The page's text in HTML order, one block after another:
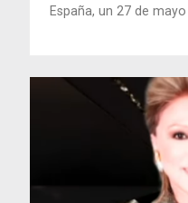
España, un 27 de mayo